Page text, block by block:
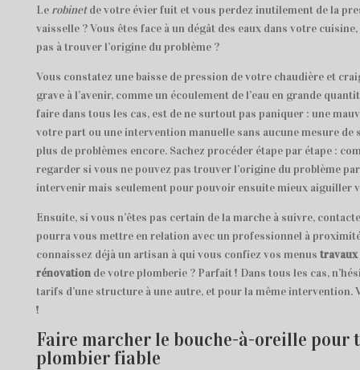
Le robinetde votre évier fuit et vous perdez inutilement de la
vaisselle ? Vous êtes face à un dégât des eaux dans votre
pas à trouver l’origine du problème ?
Vous constatez une baisse de pression de votre chaudière et
grave à l’avenir, comme un écoulement de l’eau en grande
faire dans tous les cas, est de ne surtout pas paniquer : une
votre part ou une intervention manuelle sans aucune mesure
plus de problèmes encore. Sachez procéder étape par étape :
regarder si vous ne pouvez pas trouver l’origine du problème
intervenir mais seulement pour pouvoir ensuite mieux aiguiller
Ensuite, si vous n’êtes pas certain de la marche à suivre,
pourra vous mettre en relation avec un professionnel à
connaissez déjà un artisan à qui vous confiez vos menus travaux
rénovationde votre plomberie ? Parfait ! Dans tous les cas,
tarifs d’une structure à une autre, et pour la même
!
Faire marcher le bouche-à-oreille pour
plombier fiable